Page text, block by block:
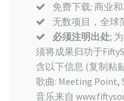
免费下载: 商业和
无数项目，全球
必须注明出处;
须将成果归功于
含以下信息 (复制粘
歌曲: Meeting Point,
音乐来自